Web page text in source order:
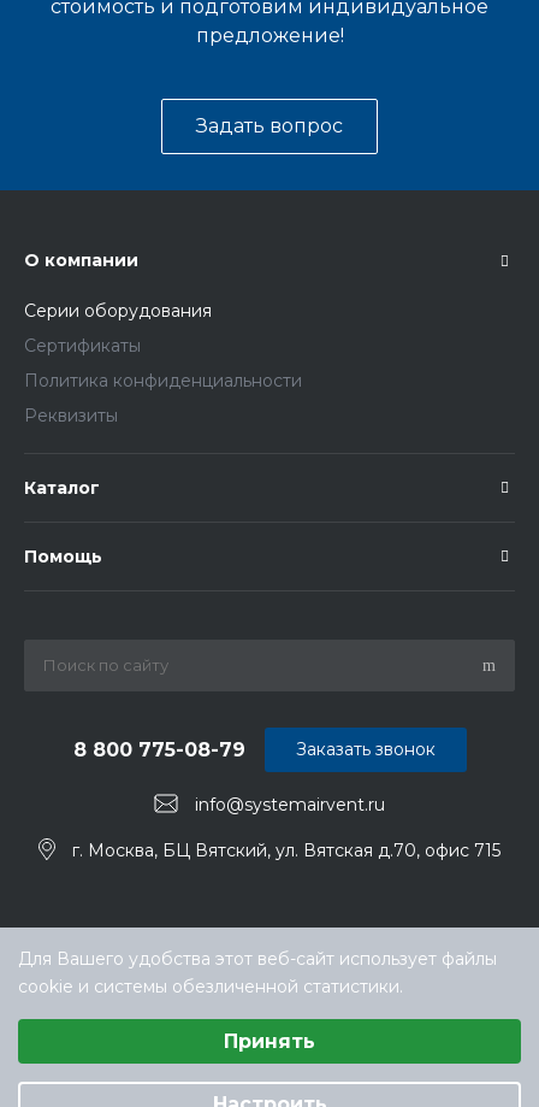
стоимость и подготовим индивидуальное
предложение!
Задать вопрос
О компании
Серии оборудования
Сертификаты
Политика конфиденциальности
Реквизиты
Каталог
Помощь
info@systemairvent.ru
8 800 775-08-79
г. Москва, БЦ Вятский, ул. Вятская д.70, офис 715
Заказать звонок
дилер Systemair (Системэйр) в РФ
Для Вашего удобства этот веб-сайт использует файлы
cookie и системы обезличенной статистики.
Принять